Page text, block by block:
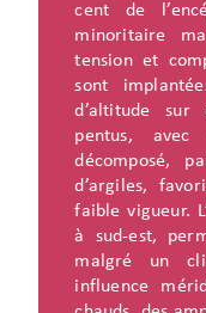
cent de
minoritaire
tension et
sont
d’altitude sur
pentus,
décomposé,
d’argiles,
faible vigueur.
à sud-est,
malgré un
influence